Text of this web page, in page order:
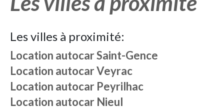
Les villes à proximité:
Location autocarSaint-Gence
Location autocarVeyrac
Location autocar Peyrilhac
Location autocar Nieul